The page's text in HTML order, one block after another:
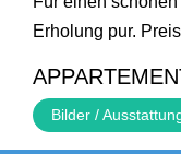
Erholung pur.
Bilder /